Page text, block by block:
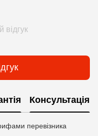
відгук
Консультація
перевізника